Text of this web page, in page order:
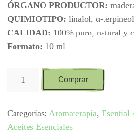
ÓRGANO PRODUCTOR:
QUIMIOTIPO: linalol, α-
CALIDAD: 100% puro, natural y
Formato: 10 ml
Palo
de
Comprar
Categorías: Aromaterapia, Esential
Aceites Esenciales